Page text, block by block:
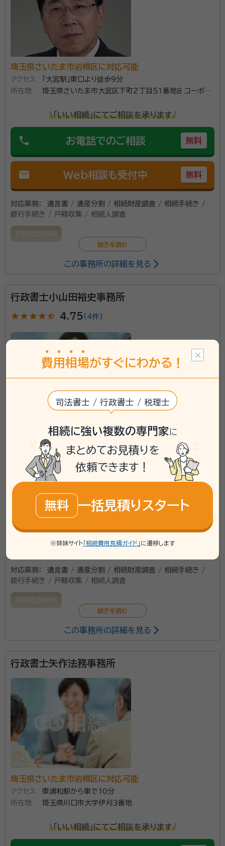
所属団体：埼玉県行政書士会
埼玉県さいたま市岩槻区に対応可能
アクセス
「大宮駅」東口より徒歩9分
所在地
埼玉県さいたま市大宮区下町２丁目５１番地８ コーポＫ
\「いい相続」にてご相談を承ります/
phone お電話でのご相談 無料
mail Web相談も受付中 無料
対応業務：
遺言書 / 遺産分割 / 相続財産調査 / 相続手続き /
銀行手続き / 戸籍収集 / 相続人調査
初回面談無料
民間金融機関に３４年間勤務した後、令和元年に独立し
り添って参りました。さいたま市生涯学習人材バンクに
この事務所の詳細を見る
行政書士小山田裕史事務所
star star star star star_half 4.75 （ 4件）
埼玉県さいたま市岩槻区に対応可能
アクセス
JR東大宮駅 徒歩7分
埼玉県さいたま市見沼区東大宮4-62-11-102
\「いい相続」にてご相談を承ります/
お電話でのご相談 無料
Web相談も受付中
対応業務：
遺言書 / 遺産分割 / 相続財産調査 / 相続手続き /
銀行手続き / 戸籍収集 / 相続人調査
初回面談無料
面談の感想
何も分からないので、色々教えて頂き良かったです。依頼を決めたポイン
契約出来て良かったです。
契約後の感想
まだ依頼してから終ってないのでわかりません。一度ショートメール来た
くらいです。
資格等：
所属団体： 埼玉県行政書士会
この事務所の詳細を見る
行政書士矢作法務事務所
埼玉県さいたま市岩槻区に対応可能
アクセス
東浦和駅から車で10分
所在地
埼玉県川口市大字伊刈３番地
\「いい相続」にてご相談を承ります/
費用 相場がすぐにわかる！
司法書士 / 行政書士 / 税理士
相続に強い複数の専門家に
まとめてお見積りを
依頼できます！
無料 一括見積りスタート
※姉妹サイト 「相続費用見積ガイド」 に遷移します